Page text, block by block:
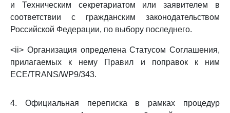
и Техническим секретариатом или заявителем в
соответствии с гражданским законодательством
Российской Федерации, по выбору последнего.
<ii> Организация определена Статусом Соглашения,
прилагаемых к нему Правил и поправок к ним
ECE/TRANS/WP9/343.
4. Официальная переписка в рамках процедур